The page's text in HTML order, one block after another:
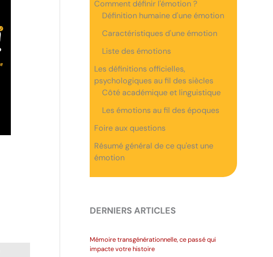
Comment définir l'émotion ?
Définition humaine d'une émotion
Caractéristiques d'une émotion
Liste des émotions
Les définitions officielles,
psychologiques au fil des siècles
Côté académique et linguistique
Les émotions au fil des époques
Foire aux questions
Résumé général de ce qu'est une
émotion
DERNIERS ARTICLES
Mémoire transgénérationnelle, ce passé qui
impacte votre histoire